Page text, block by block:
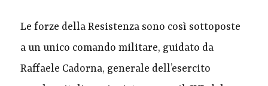
Le forze della Resistenza sono così sottoposte
a un unico comando militare, guidato da
Raffaele Cadorna, generale dell’esercito